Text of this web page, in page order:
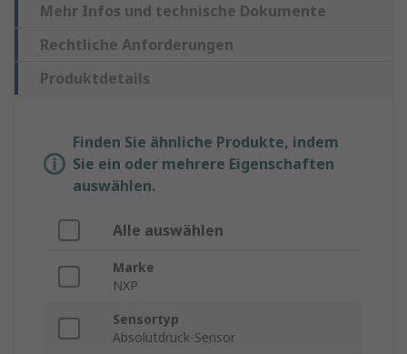
Mehr Infos und technische Dokumente
Rechtliche Anforderungen
Produktdetails
Finden Sie ähnliche Produkte, indem
Sie ein oder mehrere Eigenschaften
auswählen.
Alle auswählen
Marke
NXP
Sensortyp
Absolutdruck-Sensor